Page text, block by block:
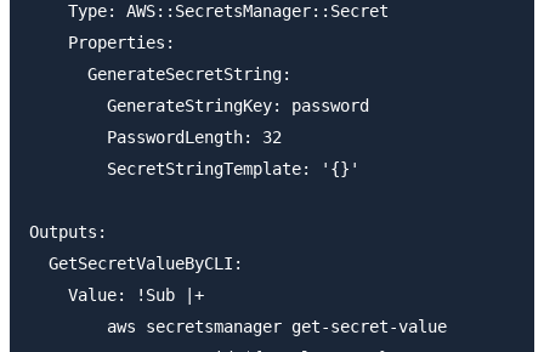
    Type: AWS::SecretsManager::Secret
    Properties:
      GenerateSecretString:
        GenerateStringKey: password
        PasswordLength: 32
        SecretStringTemplate: '{}'
Outputs:
  GetSecretValueByCLI:
    Value: !Sub |+
        aws secretsmanager get-secret-value